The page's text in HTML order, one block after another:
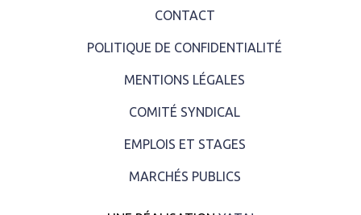
CONTACT
POLITIQUE DE CONFIDENTIALITÉ
MENTIONS LÉGALES
COMITÉ SYNDICAL
EMPLOIS ET STAGES
MARCHÉS PUBLICS